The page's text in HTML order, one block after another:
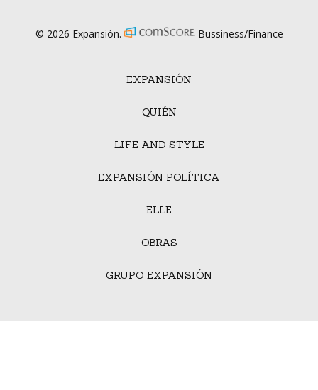
EXPANSIÓN
QUIÉN
LIFE AND STYLE
EXPANSIÓN POLÍTICA
ELLE
OBRAS
GRUPO EXPANSIÓN
© 2026 Expansión. Bussiness/Finance